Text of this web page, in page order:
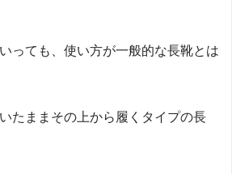
っても、使い方が一般的な長靴とは
たままその上から履くタイプの長